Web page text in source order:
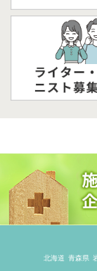
北海道 青森県